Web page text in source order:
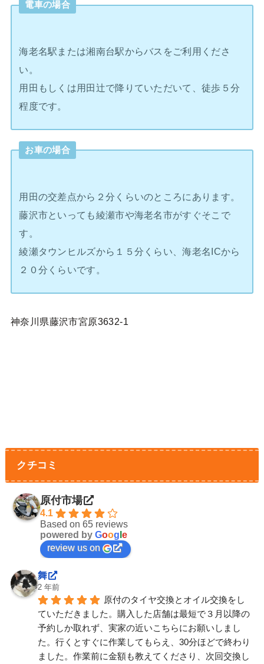
電車の場合
海老名駅または湘南台駅からバスをご利用くださ
い。
用田もしくは用田辻で降りていただいて、徒歩５分
程度です。
お車の場合
用田の交差点から２分くらいのところにあります。
藤沢市といっても綾瀬市や海老名市がすぐそこで
す。
綾瀬タウンヒルズから１５分くらい、海老名ICから
２０分くらいです。
神奈川県藤沢市宮原3632-1
クチコミ
原付市場
4.1
Based on 65 reviews
powered by Goog e
review us on
舞
2 年前
原付のタイヤ交換とオイル交換をし
ていただきました。購入した店舗は最短で３月以降の
予約しか取れず、実家の近いこちらにお願いしまし
た。行くとすぐに作業してもらえ、30分ほどで終わり
ました。作業前に金額も教えてくださり、次回交換し